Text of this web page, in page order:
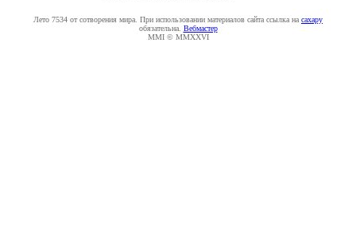
Лето 7534 от сотворения мира. При использовании материалов сайта ссылка на caxapу
обязательна. Вебмастер
MMI © MMXXVI